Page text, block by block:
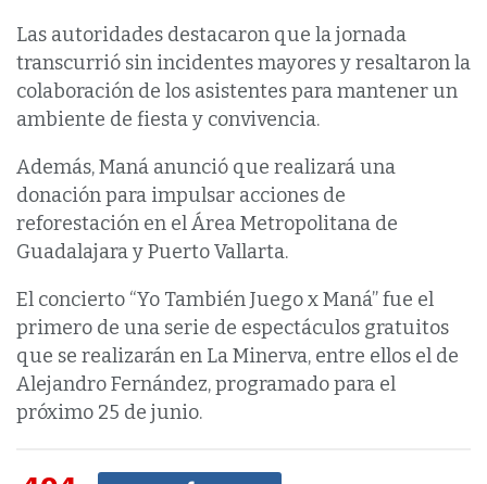
Las autoridades destacaron que la jornada
transcurrió sin incidentes mayores y resaltaron la
colaboración de los asistentes para mantener un
ambiente de fiesta y convivencia.
Además, Maná anunció que realizará una
donación para impulsar acciones de
reforestación en el Área Metropolitana de
Guadalajara y Puerto Vallarta.
El concierto “Yo También Juego x Maná” fue el
primero de una serie de espectáculos gratuitos
que se realizarán en La Minerva, entre ellos el de
Alejandro Fernández, programado para el
próximo 25 de junio.